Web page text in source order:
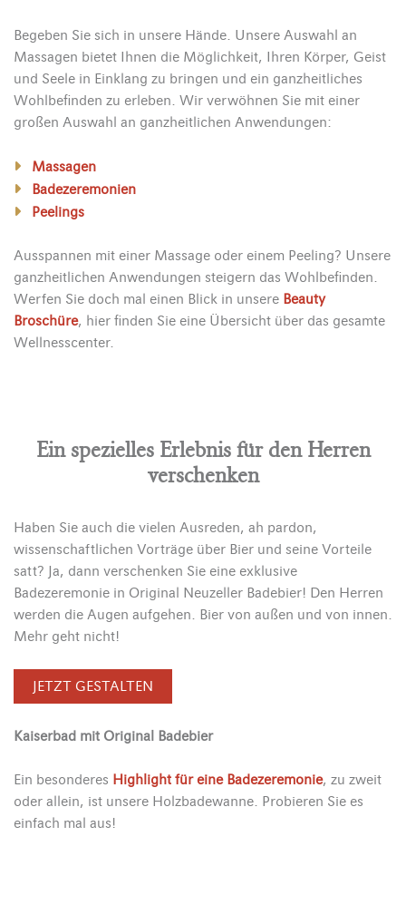
Begeben Sie sich in unsere Hände. Unsere Auswahl an
Massagen bietet Ihnen die Möglichkeit, Ihren Körper, Geist
und Seele in Einklang zu bringen und ein ganzheitliches
Wohlbefinden zu erleben. Wir verwöhnen Sie mit einer
großen Auswahl an ganzheitlichen Anwendungen:
Massagen
Badezeremonien
Peelings
Ausspannen mit einer Massage oder einem Peeling? Unsere
ganzheitlichen Anwendungen steigern das Wohlbefinden.
Werfen Sie doch mal einen Blick in unsere Beauty
Broschüre, hier finden Sie eine Übersicht über das gesamte
Wellnesscenter.
Ein spezielles Erlebnis für den Herren
verschenken
Haben Sie auch die vielen Ausreden, ah pardon,
wissenschaftlichen Vorträge über Bier und seine Vorteile
satt? Ja, dann verschenken Sie eine exklusive
Badezeremonie in Original Neuzeller Badebier! Den Herren
werden die Augen aufgehen. Bier von außen und von innen.
Mehr geht nicht!
JETZT GESTALTEN
Kaiserbad mit Original Badebier
Ein besonderes Highlight für eine Badezeremonie, zu zweit
oder allein, ist unsere Holzbadewanne. Probieren Sie es
einfach mal aus!